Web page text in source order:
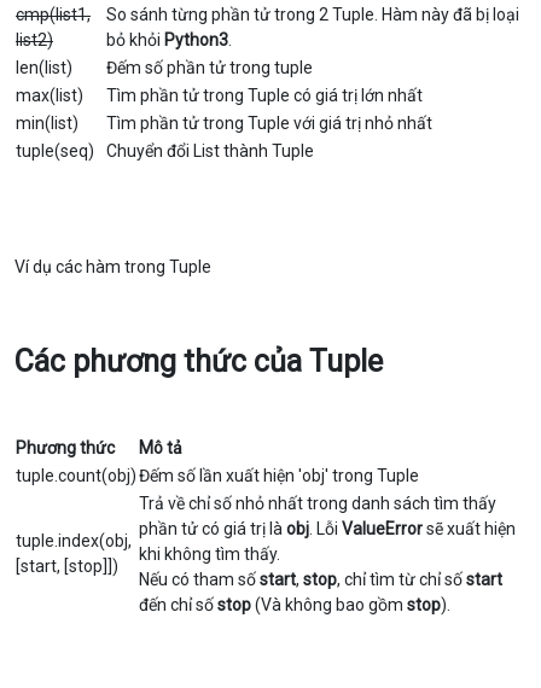
cmp(list1,
list2)
So sánh từng phần tử trong 2 Tuple. Hàm này đã bị loại
bỏ khỏi Python3
len(list)
Đếm số phần tử trong tuple
max(list)
Tìm phần tử trong Tuple có giá trị lớn nhất
min(list)
Tìm phần tử trong Tuple với giá trị nhỏ nhất
tuple(seq)
Chuyển đổi List thành Tuple
Ví dụ các hàm trong Tuple
Các phương thức của Tuple
Phương thức
Mô tả
tuple.count(obj)Đếm số lần xuất hiện 'obj' trong Tuple
tuple.index(obj,
[start, [stop]])
Trả về chỉ số nhỏ nhất trong danh sách tìm thấy
phần tử có giá trị là obj . Lỗi ValueErrorsẽ xuất hiện
khi không tìm thấy.
Nếu có tham sốstart, stop, chỉ tìm từ chỉ sốstart
đến chỉ sốstop(Và không bao gồm stop).